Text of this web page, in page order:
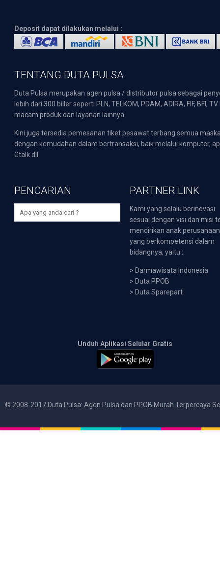
Deposit dapat dilakukan melalui :
TENTANG DUTA PULSA
Duta Pulsa merupakan agen pulsa / distributor pulsa sebagai
lebih dari 300 biller seperti PLN, TELKOM, PDAM, ADIRA, FIF,
macam produk dan layanan lainnya.
Kini juga tersedia pemesanan tiket pesawat terbang semua
dengan kemudahan dalam bertransaksi, baik melalui komputer,
Gtalk dll.
PENCARIAN PARTNER LINK
Kami yang selalu berinovasi
sesuai dengan visi dan misi
mendirikan anak perusahaan
yang berkompetensi dalam
bidangnya, yaitu :
> Darmawisata Indonesia
> Duta PPOB
> Duta Sparepart
Unduh Aplikasi Selular Gratis
© 2008-2017 Duta Pulsa: Agen Pulsa dan PPOB Murah Terpercaya